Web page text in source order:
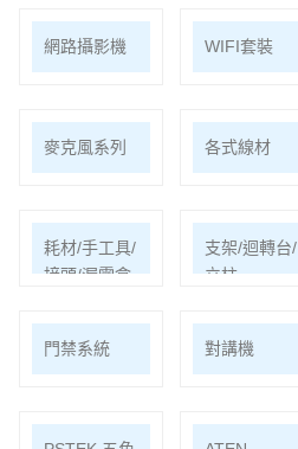
網路攝影機 WIFI套裝
麥克風系列 各式線材
耗材/手工具/
接頭/漏電盒
支架/迴轉台/
立柱
門禁系統 對講機